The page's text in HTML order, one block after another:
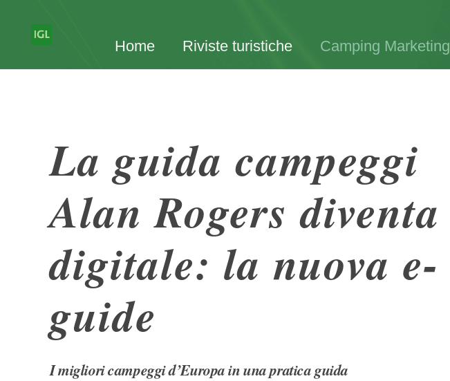
Home Riviste turistiche Camping Marketing
La guida campeggi
Alan Rogers diventa
digitale: la nuova e-
guide
I migliori campeggi d’Europa in una pratica guida